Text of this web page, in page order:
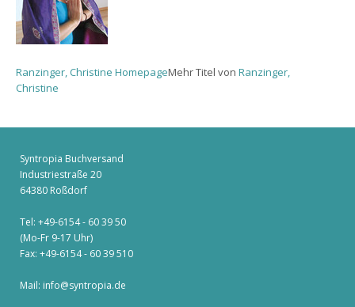
Ranzinger, Christine HomepageMehr Titel von Ranzinger,
Christine
Syntropia Buchversand
Industriestraße 20
64380 Roßdorf
Tel: +49-6154 - 60 39 50
(Mo-Fr 9-17 Uhr)
Fax: +49-6154 - 60 39 510
Mail: info@syntropia.de